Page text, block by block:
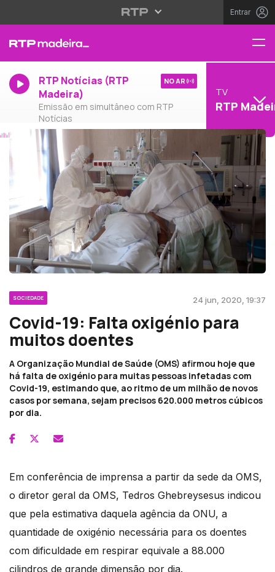
Entrar
RTP Notícias (RTP
Madeira)
Emissão em simultâneo com RTP
Notícias
NO AR
TV
RTP
SOCIEDADE 24 jun, 2020, 19:37
Covid-19: Falta oxigénio para
muitos doentes
A Organização Mundial de Saúde (OMS) afirmou hoje que
há falta de oxigénio para muitas pessoas infetadas com
Covid-19, estimando que, ao ritmo de um milhão de novos
casos por semana, sejam precisos 620.000 metros cúbicos
por dia.
Em conferência de imprensa a partir da sede da OMS,
o diretor geral da OMS, Tedros Ghebreysesus indicou
que pela estimativa daquela agência da ONU, a
quantidade de oxigénio necessária para os doentes
com dificuldade em respirar equivale a 88.000
cilindros de grande dimensão por dia.